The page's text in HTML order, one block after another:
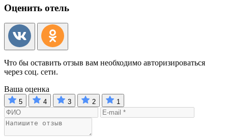
Оценить отель
Что бы оставить отзыв вам необходимо авторизироваться
через соц. сети.
Ваша оценка
5 4 3 2 1